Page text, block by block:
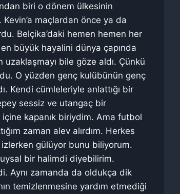
biri o dönem ülkesinin
Kevin’a maçlardan önce ya da
Belçika’daki hemen hemen her
büyük hayalini dünya çapında
bile göze aldı. Çünkü
O yüzden genç kulübünün genç
Kendi cümleleriyle anlattığı bir
sessiz ve utangaç bir
kapanık biriydim. Ama futbol
zaman alev alırdım. Herkes
izlerken gülüyor bunu biliyorum.
bir halimdi diyebilirim.
Aynı zamanda da oldukça dik
temizlenmesine yardım etmediği